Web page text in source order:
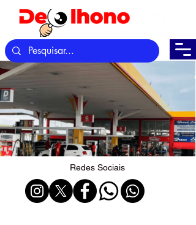
Redes Sociais